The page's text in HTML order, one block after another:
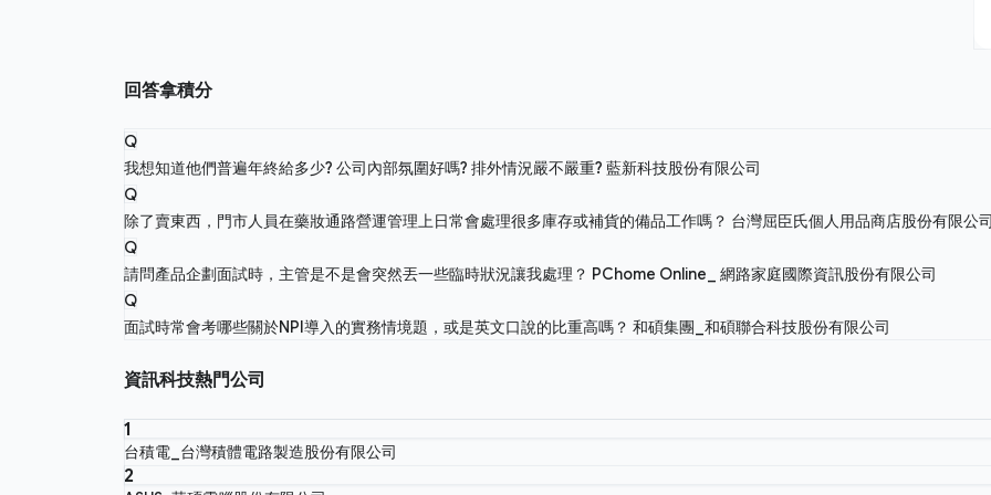
回答拿積分
Q
我想知道他們普遍年終給多少? 公司內部氛圍好嗎? 排外情況嚴不嚴重? 藍新科技股份有限公司
Q
除了賣東西，門市人員在藥妝通路營運管理上日常會處理很多庫存或補貨的備品工作嗎？ 台灣屈臣氏個人用品商店股份有限公
Q
請問產品企劃面試時，主管是不是會突然丟一些臨時狀況讓我處理？ PChome Online_ 網路家庭國際資訊股份有限公司
Q
面試時常會考哪些關於NPI導入的實務情境題，或是英文口說的比重高嗎？ 和碩集團_和碩聯合科技股份有限公司
資訊科技熱門公司
1
台積電_台灣積體電路製造股份有限公司
2